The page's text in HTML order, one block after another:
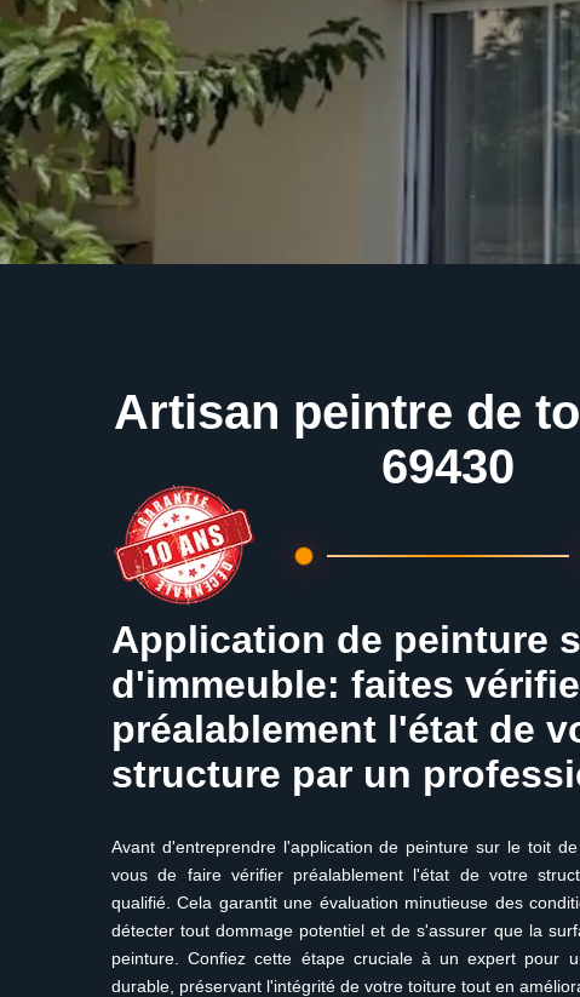
Artisan peintre de
69430
Application de peinture
d'immeuble: faites
préalablement l'état de
structure par un
Avant d'entreprendre l'application de peinture sur le toit
vous de faire vérifier préalablement l'état de votre
qualifié. Cela garantit une évaluation minutieuse des
détecter tout dommage potentiel et de s'assurer que la
peinture. Confiez cette étape cruciale à un expert pour
durable, préservant l'intégrité de votre toiture tout en